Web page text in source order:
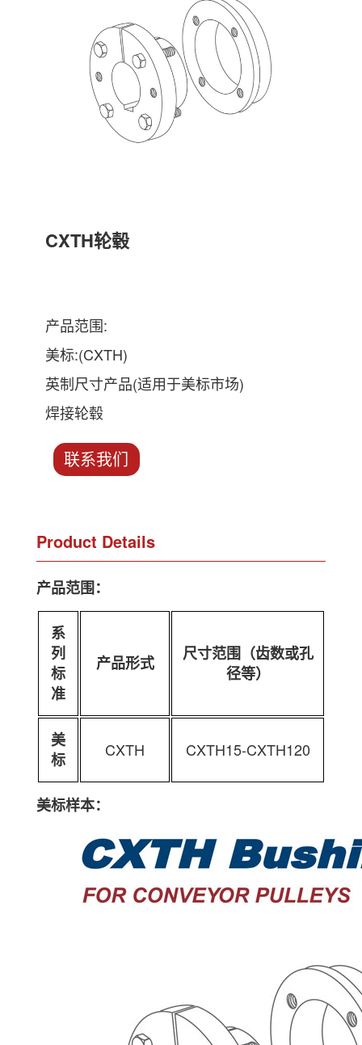
CXTH轮毂
产品范围:
美标:(CXTH)
英制尺寸产品(适用于美标市场)
焊接轮毂
联系我们
Product Details
产品范围：
系
列
标
准
产品形式
尺寸范围（齿数或孔
径等）
美
标
CXTH CXTH15-CXTH120
美标样本：